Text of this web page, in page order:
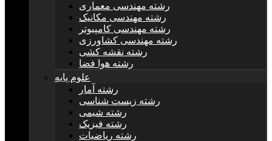
رشته مهندسی معماری
رشته مهندسی مکانیک
رشته مهندسی کامپیوتر
رشته مهندسی کشاورزی
رشته نقشه کشی
رشته هوا فضا
علوم پایه
رشته آمار
رشته زیست شناسی
رشته شیمی
رشته فیزیک
رشته ریاضیات